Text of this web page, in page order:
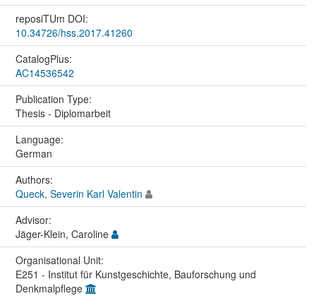
reposiTUm DOI:
10.34726/hss.2017.41260
CatalogPlus:
AC14536542
Publication Type:
Thesis - Diplomarbeit
Language:
German
Authors:
Queck, Severin Karl Valentin
Advisor:
Jäger-Klein, Caroline
Organisational Unit:
E251 - Institut für Kunstgeschichte, Bauforschung und
Denkmalpflege